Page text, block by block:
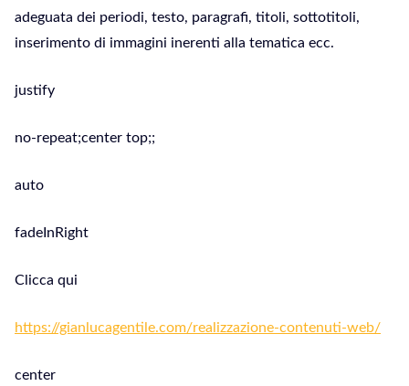
adeguata dei periodi, testo, paragrafi, titoli, sottotitoli,
inserimento di immagini inerenti alla tematica ecc.
justify
no-repeat;center top;;
auto
fadeInRight
Clicca qui
https://gianlucagentile.com/realizzazione-contenuti-web/
center